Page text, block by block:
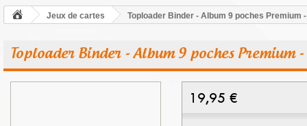
Jeux de cartes Toploader Binder - Album 9 poches Premium
Toploader Binder - Album 9 poches Premium
19,95 €